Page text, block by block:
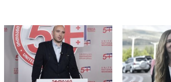
გადახედვა გადახედვა